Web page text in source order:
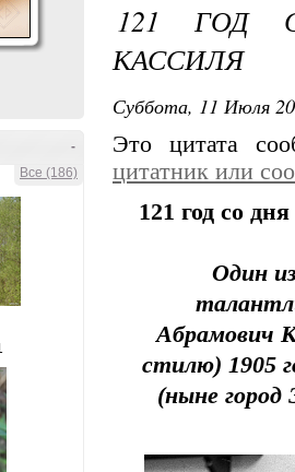
-
Все (186)
121 ГОД
КАССИЛЯ
Суббота, 11 Июля
Это цитата
цитатник или
121 год со
Один
Абрамович
стилю) 1905
(ныне город